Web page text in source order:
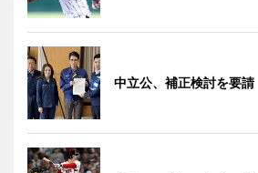
中立公、補正検討を要請